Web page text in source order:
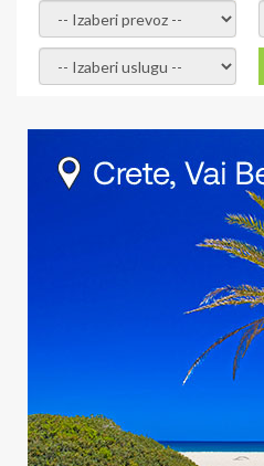
- izaberi prevoz -
- Izaberite uslugu -